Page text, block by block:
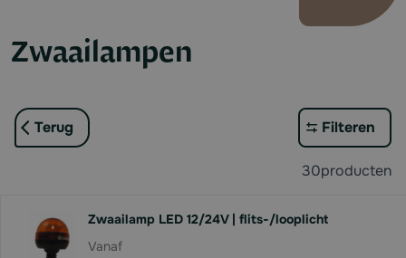
Zwaailampen
Terug Filteren
30producten
Zwaailamp LED 12/24V | flits-/looplicht
Vanaf